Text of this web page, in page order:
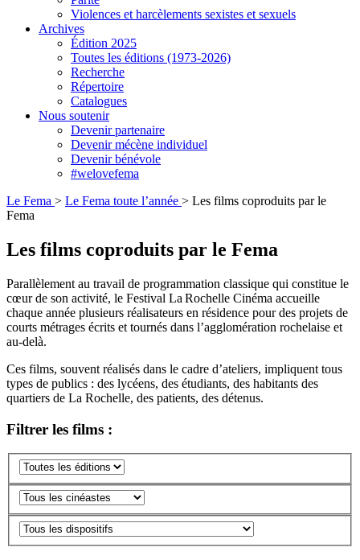
Violences et harcèlements sexistes et sexuels
Archives
Édition 2025
Toutes les éditions (1973-2026)
Recherche
Répertoire
Catalogues
Nous soutenir
Devenir partenaire
Devenir mécène individuel
Devenir bénévole
#welovefema
Le Fema > Le Fema toute l’année > Les films coproduits par le
Fema
Les films coproduits par le Fema
Parallèlement au travail de programmation classique qui constitue le
cœur de son activité, le Festival La Rochelle Cinéma accueille
chaque année plusieurs réalisateurs en résidence pour des projets de
courts métrages écrits et tournés dans l’agglomération rochelaise et
au-delà.
Ces films, souvent réalisés dans le cadre d’ateliers, impliquent tous
types de publics : des lycéens, des étudiants, des habitants des
quartiers de La Rochelle, des patients, des détenus.
Filtrer les films :